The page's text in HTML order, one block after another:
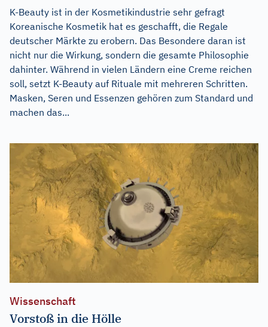
K-Beauty ist in der Kosmetikindustrie sehr gefragt
Koreanische Kosmetik hat es geschafft, die Regale
deutscher Märkte zu erobern. Das Besondere daran ist
nicht nur die Wirkung, sondern die gesamte Philosophie
dahinter. Während in vielen Ländern eine Creme reichen
soll, setzt K-Beauty auf Rituale mit mehreren Schritten.
Masken, Seren und Essenzen gehören zum Standard und
machen das...
Wissenschaft
Vorstoß in die Hölle